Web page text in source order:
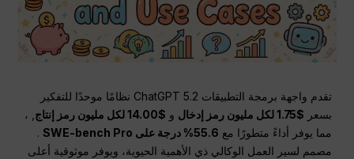
تقدم واجهة برمجة التطبيقات ChatGPT 5.2 نظامًا موحدًا للتفكير
بسعر $1.75 لكل مليون رمز إدخال و $14.00 لكل مليون رمز إنتاج
, ،
مما يوفر أداءً متطورًا مع 55.6% درجة على SWE-bench Pro
.
مصمم لسير العمل الوكالي ذي الأهمية الحيوية، ويوفر موثوقية أعلى